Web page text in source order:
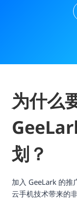
为什么
划？
加入 GeeLark 的推
云手机技术带来的